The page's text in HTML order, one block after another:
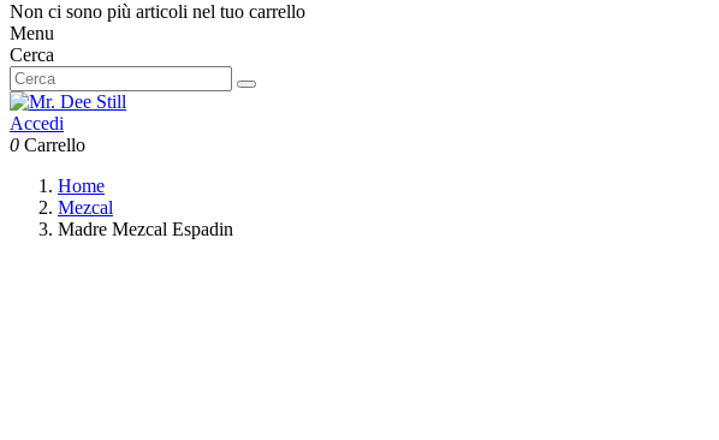
Non ci sono più articoli nel tuo carrello
Menu
Cerca
Accedi
0 Carrello
Home
Mezcal
Madre Mezcal Espadin